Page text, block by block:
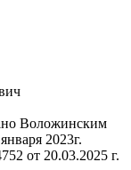
Воложинским
2023г.
от 20.03.2025 г.